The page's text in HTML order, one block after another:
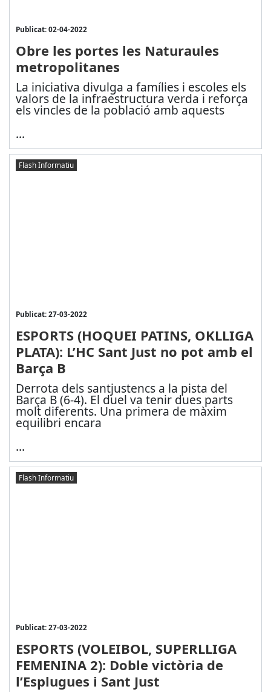
Publicat: 02-04-2022
Obre les portes les Naturaules
metropolitanes
La iniciativa divulga a famílies i escoles els
valors de la infraestructura verda i reforça
els vincles de la població amb aquests
...
Flash Informatiu
Publicat: 27-03-2022
ESPORTS (HOQUEI PATINS, OKLLIGA
PLATA): L’HC Sant Just no pot amb el
Barça B
Derrota dels santjustencs a la pista del
Barça B (6-4). El duel va tenir dues parts
molt diferents. Una primera de màxim
equilibri encara
...
Flash Informatiu
Publicat: 27-03-2022
ESPORTS (VOLEIBOL, SUPERLLIGA
FEMENINA 2): Doble victòria de
l’Esplugues i Sant Just